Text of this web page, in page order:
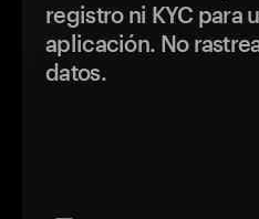
registro ni KYC para
aplicación. No
datos.